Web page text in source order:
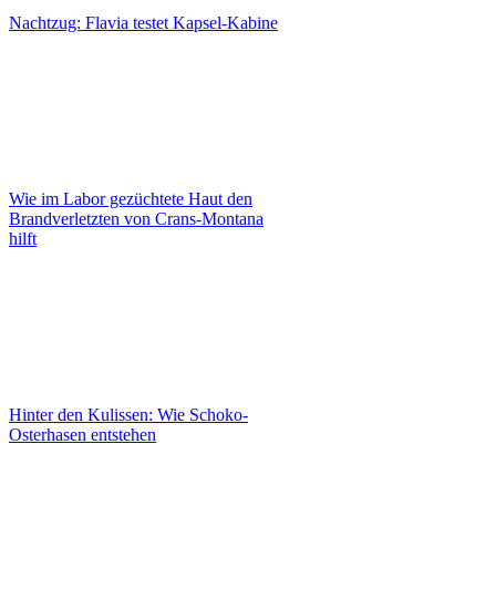
Nachtzug: Flavia testet Kapsel-Kabine
Wie im Labor gezüchtete Haut den
Brandverletzten von Crans-Montana
hilft
Hinter den Kulissen: Wie Schoko-
Osterhasen entstehen